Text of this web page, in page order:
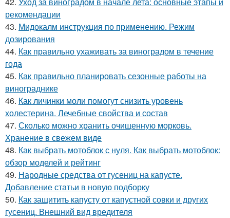
рекомендации
43. Мидокалм инструкция по применению. Режим
дозирования
44. Как правильно ухаживать за виноградом в течение
года
45. Как правильно планировать сезонные работы на
винограднике
46. Как личинки моли помогут снизить уровень
холестерина. Лечебные свойства и состав
47. Сколько можно хранить очищенную морковь.
Хранение в свежем виде
48. Как выбрать мотоблок с нуля. Как выбрать мотоблок:
обзор моделей и рейтинг
49. Народные средства от гусениц на капусте.
Добавление статьи в новую подборку
50. Как защитить капусту от капустной совки и других
гусениц. Внешний вид вредителя